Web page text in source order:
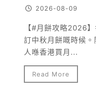
2026-08-09
【#月餅攻略2026
訂中秋月餅嘅時候
人喺香港買月...
Read More